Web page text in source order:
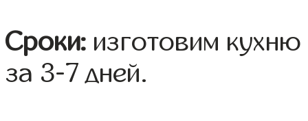
Сроки: изготовим
за 3-7 дней.